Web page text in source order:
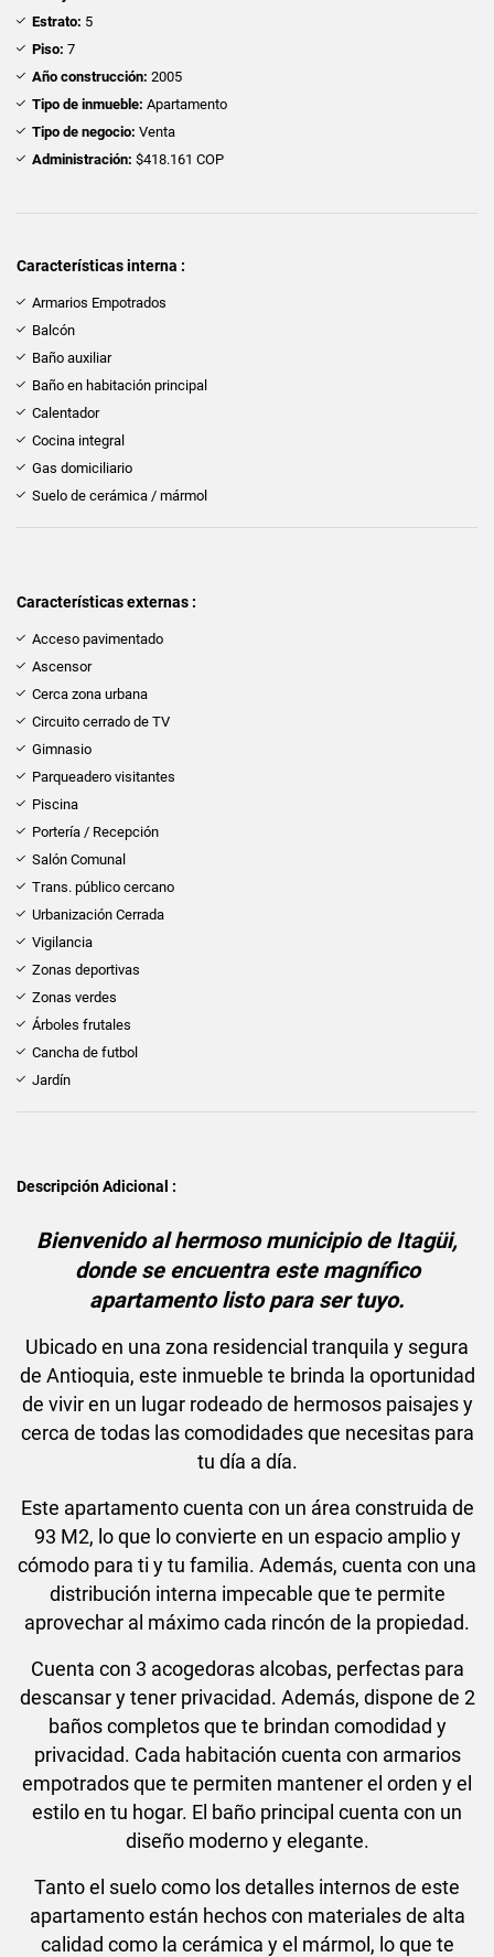
Estrato: 5
Piso: 7
Año construcción: 2005
Tipo de inmueble: Apartamento
Tipo de negocio: Venta
Administración: $418.161 COP
Características interna :
Armarios Empotrados
Balcón
Baño auxiliar
Baño en habitación principal
Calentador
Cocina integral
Gas domiciliario
Suelo de cerámica / mármol
Características externas :
Acceso pavimentado
Ascensor
Cerca zona urbana
Circuito cerrado de TV
Gimnasio
Parqueadero visitantes
Piscina
Portería / Recepción
Salón Comunal
Trans. público cercano
Urbanización Cerrada
Vigilancia
Zonas deportivas
Zonas verdes
Árboles frutales
Cancha de futbol
Jardín
Descripción Adicional :
Bienvenido al hermoso municipio de Itagüi,
donde se encuentra este magnífico
apartamento listo para ser tuyo.
Ubicado en una zona residencial tranquila y segura
de Antioquia, este inmueble te brinda la oportunidad
de vivir en un lugar rodeado de hermosos paisajes y
cerca de todas las comodidades que necesitas para
tu día a día.
Este apartamento cuenta con un área construida de
93 M2, lo que lo convierte en un espacio amplio y
cómodo para ti y tu familia. Además, cuenta con una
distribución interna impecable que te permite
aprovechar al máximo cada rincón de la propiedad.
Cuenta con 3 acogedoras alcobas, perfectas para
descansar y tener privacidad. Además, dispone de 2
baños completos que te brindan comodidad y
privacidad. Cada habitación cuenta con armarios
empotrados que te permiten mantener el orden y el
estilo en tu hogar. El baño principal cuenta con un
diseño moderno y elegante.
Tanto el suelo como los detalles internos de este
apartamento están hechos con materiales de alta
calidad como la cerámica y el mármol, lo que te